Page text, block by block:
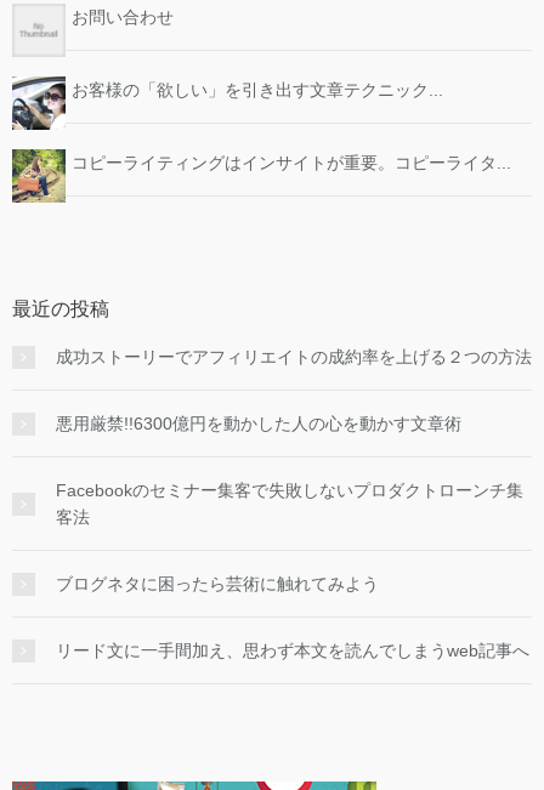
お問い合わせ
お客様の「欲しい」を引き出す文章テクニック...
コピーライティングはインサイトが重要。コピーライタ...
最近の投稿
成功ストーリーでアフィリエイトの成約率を上げる２つの方法
悪用厳禁!!6300億円を動かした人の心を動かす文章術
Facebookのセミナー集客で失敗しないプロダクトローンチ集
客法
ブログネタに困ったら芸術に触れてみよう
リード文に一手間加え、思わず本文を読んでしまうweb記事へ